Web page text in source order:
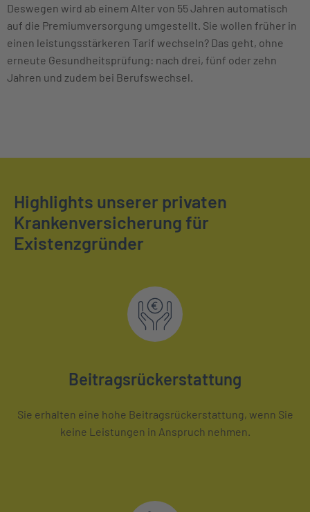
Deswegen wird ab einem Alter von 55 Jahren automatisch
auf die Premiumversorgung umgestellt. Sie wollen früher in
einen leistungsstärkeren Tarif wechseln? Das geht, ohne
erneute Gesundheitsprüfung: nach drei, fünf oder zehn
Jahren und zudem bei Berufswechsel.
Highlights unserer privaten
Krankenversicherung für
Existenzgründer
Beitragsrückerstattung
Sie erhalten eine hohe Beitragsrückerstattung, wenn Sie
keine Leistungen in Anspruch nehmen.